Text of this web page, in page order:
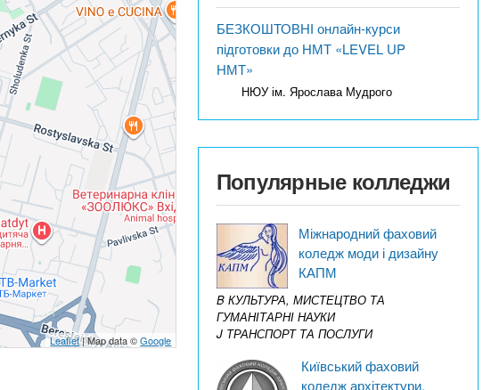
Leaflet| Map data ©Google
БЕЗКОШТОВНІ онлайн-курси
підготовки до НМТ «LEVEL UP
НМТ»
НЮУ ім. Ярослава Мудрого
Популярные колледжи
Міжнародний фаховий
коледж моди і дизайну
КАПМ
B КУЛЬТУРА, МИСТЕЦТВО ТА
ГУМАНІТАРНІ НАУКИ
J ТРАНСПОРТ ТА ПОСЛУГИ
Київський фаховий
коледж архітектури,